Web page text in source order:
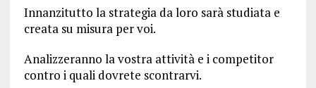
Innanzitutto la strategia da loro sarà studiata e
creata su misura per voi.
Analizzeranno la vostra attività e i competitor
contro i quali dovrete scontrarvi.